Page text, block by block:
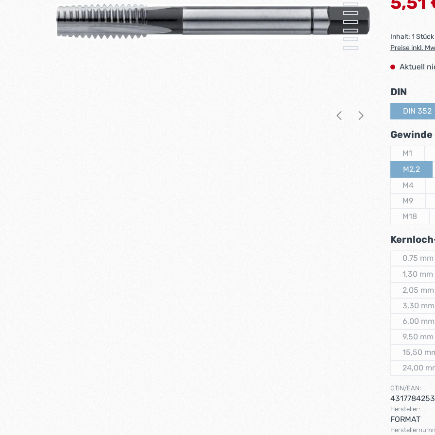
Inhalt: 1 Stück
Preise inkl.
Aktuell
DIN
DIN 352
Gewinde
M1
(Diese
M2,2
(Diese
M4
(Diese
M9
(Diese
M18
(Diese
0,75 mm
1,30 mm
2,05 mm
3,30 mm
6,00 mm
9,50 mm
15,50
24,00
GTIN/EAN:
Hersteller:
FORMAT